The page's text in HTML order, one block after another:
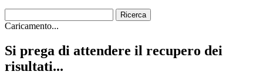
Caricamento...
Si prega di attendere il recupero dei
risultati...